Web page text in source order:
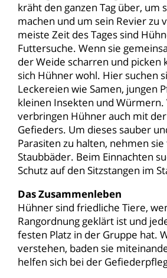
kräht den ganzen Tag über, um
machen und um sein Revier zu
meiste Zeit des Tages sind
Futtersuche. Wenn sie
der Weide scharren und picken
sich Hühner wohl. Hier suchen
Leckereien wie Samen, jungen
kleinen Insekten und Würmern.
verbringen Hühner auch mit
Gefieders. Um dieses sauber
Parasiten zu halten, nehmen sie
Staubbäder. Beim Einnachten
Schutz auf den Sitzstangen im
Das Zusammenleben
Hühner sind friedliche Tiere,
Rangordnung geklärt ist und
festen Platz in der Gruppe hat.
verstehen, baden sie
helfen sich bei der